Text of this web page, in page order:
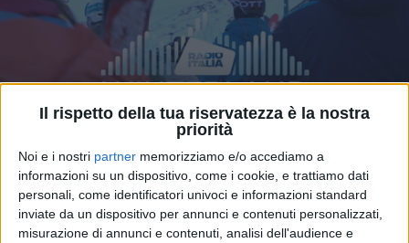
Il rispetto della tua riservatezza è la nostra
priorità
Noi e i nostri partner memorizziamo e/o accediamo a
informazioni su un dispositivo, come i cookie, e trattiamo dati
personali, come identificatori univoci e informazioni standard
inviate da un dispositivo per annunci e contenuti personalizzati,
misurazione di annunci e contenuti, analisi dell'audience e
VIDEO
Gressoney La Trinitè